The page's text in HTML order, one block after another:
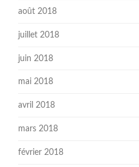
août 2018
juillet 2018
juin 2018
mai 2018
avril 2018
mars 2018
février 2018